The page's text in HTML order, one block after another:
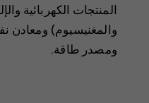
المنتجات الكهربائية
والمغنيسيوم) ومعادن
ومصدر طاقة.